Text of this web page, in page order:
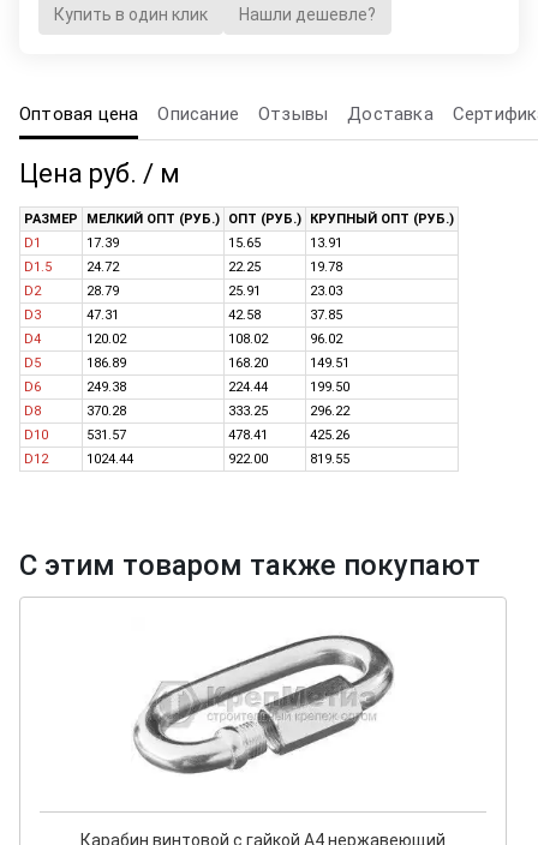
Купить в один клик Нашли дешевле?
Оптовая цена Описание Отзывы Доставка
Цена руб. / м
РАЗМЕР МЕЛКИЙ ОПТ (РУБ.) ОПТ (РУБ.)
КРУПНЫЙ ОПТ (РУБ.)
D1
17.39 15.65
13.91
D1.5
24.72 22.25
19.78
D2
28.79 25.91
23.03
D3
47.31 42.58
37.85
D4
120.02 108.02
96.02
D5
186.89 168.20
149.51
D6
249.38 224.44
199.50
D8
370.28 333.25
296.22
D10
531.57 478.41
425.26
D12
1024.44 922.00 819.55
С этим товаром также покупают
Карабин винтовой с гайкой A4 нержавеющий